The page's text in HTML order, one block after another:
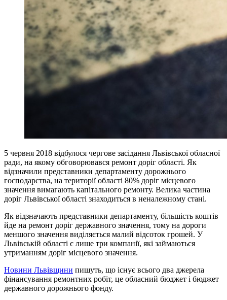
5 червня 2018 відбулося чергове засідання Львівської обласної
ради, на якому обговорювався ремонт доріг області. Як
відзначили представники департаменту дорожнього
господарства, на території області 80% доріг місцевого
значення вимагають капітального ремонту. Велика частина
доріг Львівської області знаходиться в неналежному стані.
Як відзначають представники департаменту, більшість коштів
йде на ремонт доріг державного значення, тому на дороги
меншого значення виділяється малий відсоток грошей. У
Львівській області є лише три компанії, які займаються
утриманням доріг місцевого значення.
Новини Львівщини пишуть, що існує всього два джерела
фінансування ремонтних робіт, це обласний бюджет і бюджет
державного дорожнього фонду.